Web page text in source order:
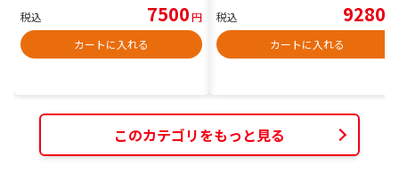
税込 7500円
カートに入れる
税込 9280
カートに入れる
このカテゴリをもっと見る